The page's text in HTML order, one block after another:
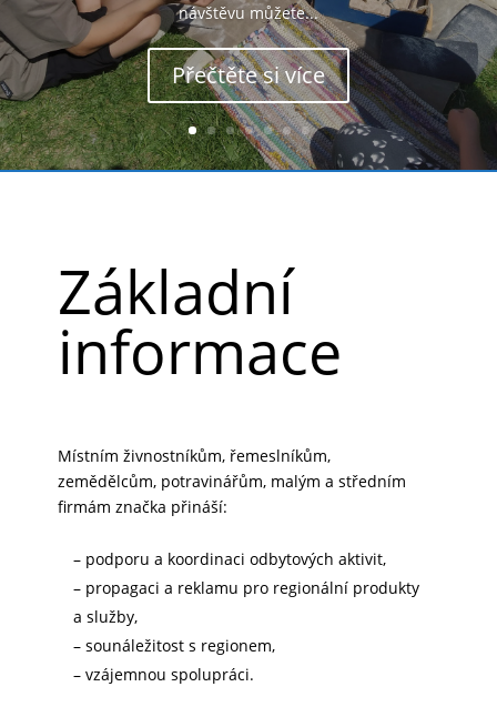
návštěvu můžete...
Přečtěte si více
Základní
informace
Místním živnostníkům, řemeslníkům,
zemědělcům, potravinářům, malým a středním
firmám značka přináší:
– podporu a koordinaci odbytových aktivit,
– propagaci a reklamu pro regionální produkty
a služby,
– sounáležitost s regionem,
– vzájemnou spolupráci.